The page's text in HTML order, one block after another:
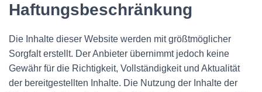
Haftungsbeschränkung
Die Inhalte dieser Website werden mit größtmöglicher
Sorgfalt erstellt. Der Anbieter übernimmt jedoch keine
Gewähr für die Richtigkeit, Vollständigkeit und Aktualität
der bereitgestellten Inhalte. Die Nutzung der Inhalte der